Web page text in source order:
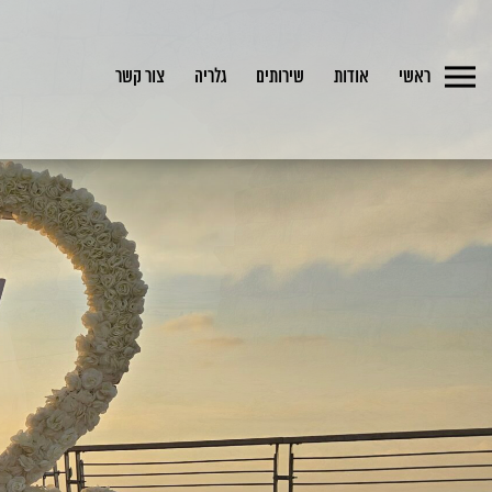
ראשי אודות שירותים גלריה צור קשר